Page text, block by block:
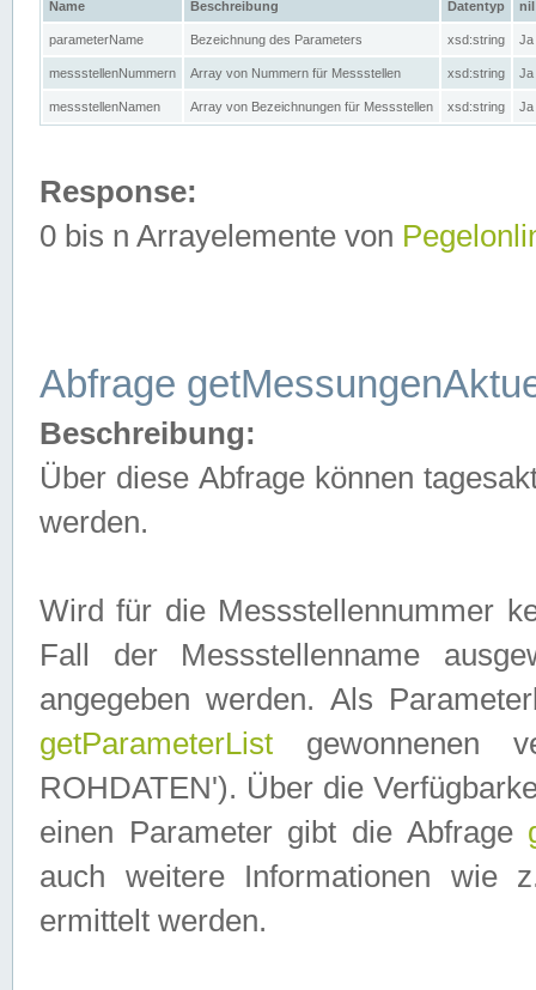
Name Beschreibung Datentyp nil
parameterName Bezeichnung des Parameters xsd:string Ja
messstellenNummern Array von Nummern für Messstellen xsd:string Ja
messstellenNamen Array von Bezeichnungen für Messstellen xsd:string Ja
Response:
0 bis n Arrayelemente von
Abfrage
Beschreibung:
Über diese Abfrage können
werden.
Wird für die Messstellennummer
Fall der Messstellenname
angegeben werden. Als
getParameterList gewonnenen
ROHDATEN'). Über die
einen Parameter gibt die Abfrage
auch weitere Informationen wie
ermittelt werden.